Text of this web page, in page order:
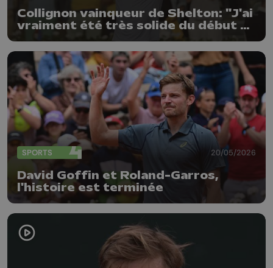
Collignon vainqueur de Shelton: "J'ai
vraiment été très solide du début à
SPORTS 20/05/2026
David Goffin et Roland-Garros,
l'histoire est terminée